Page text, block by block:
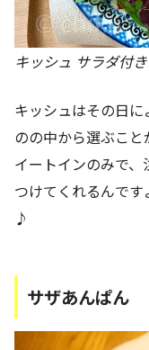
キッシュ サラダ付き
キッシュはその日
のの中から選ぶこと
イートインのみで
つけてくれるんで
♪
サザあんぱん